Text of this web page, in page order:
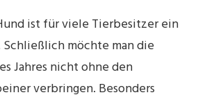
ist für viele Tierbesitzer ein
Schließlich möchte man die
Jahres nicht ohne den
verbringen. Besonders